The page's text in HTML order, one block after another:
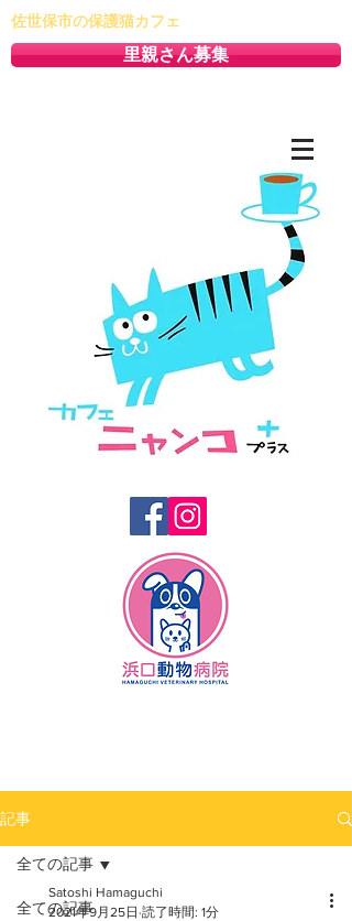
佐世保市の保護猫カフェ
里親さん募集
記事
全ての記事
全ての記事
Satoshi Hamaguchi
2021年9月25日 読了時間: 1分